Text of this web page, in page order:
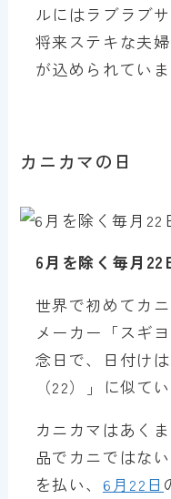
ルにはラブラブ
将来ステキな夫
が込められていま
カニカマの日
6月を除く毎月22
世界で初めてカ
メーカー「スギ
念日で、日付け
（22）」に似て
カニカマはあく
品でカニではな
を払い、 6月22日